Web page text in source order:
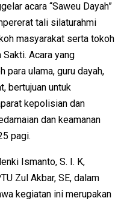
acara “Saweu Dayah”
tali silaturahmi
masyarakat serta tokoh
Acara yang
para ulama, guru dayah,
bertujuan untuk
kepolisian dan
dan keamanan
pagi.
Ismanto, S. I. K,
Zul Akbar, SE, dalam
kegiatan ini merupakan